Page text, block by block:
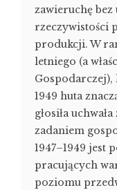
zawieruchę bez
rzeczywistości
produkcji. W
letniego (a
Gospodarczej),
1949 huta
głosiła
zadaniem
1947–1949 jest
pracujących
poziomu